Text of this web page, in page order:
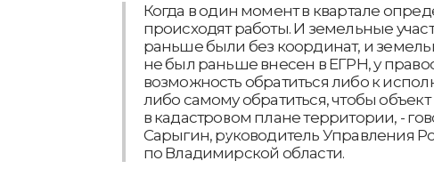
Когда в один момент в квартале
происходят работы. И земельные
раньше были без координат, и
не был раньше внесен в ЕГРН, у
возможность обратиться либо к
либо самому обратиться, чтобы
в кадастровом плане территории, -
Сарыгин, руководитель Управления
по Владимирской области.